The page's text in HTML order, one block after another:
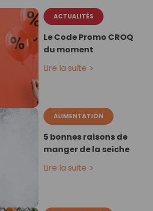
ACTUALITÉS
Le Code Promo CROQ
du moment
Lire la suite
ALIMENTATION
5 bonnes raisons de
manger de la seiche
Lire la suite